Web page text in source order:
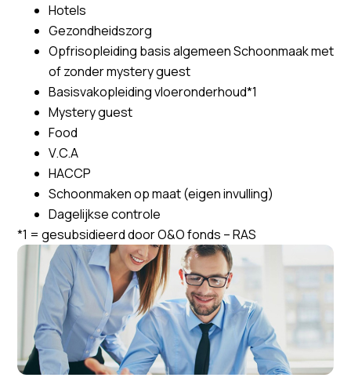
Hotels
Gezondheidszorg
Opfrisopleiding basis algemeen Schoonmaak met
of zonder mystery guest
Basisvakopleiding vloeronderhoud*1
Mystery guest
Food
V.C.A
HACCP
Schoonmaken op maat (eigen invulling)
Dagelijkse controle
*1 = gesubsidieerd door O&O fonds – RAS